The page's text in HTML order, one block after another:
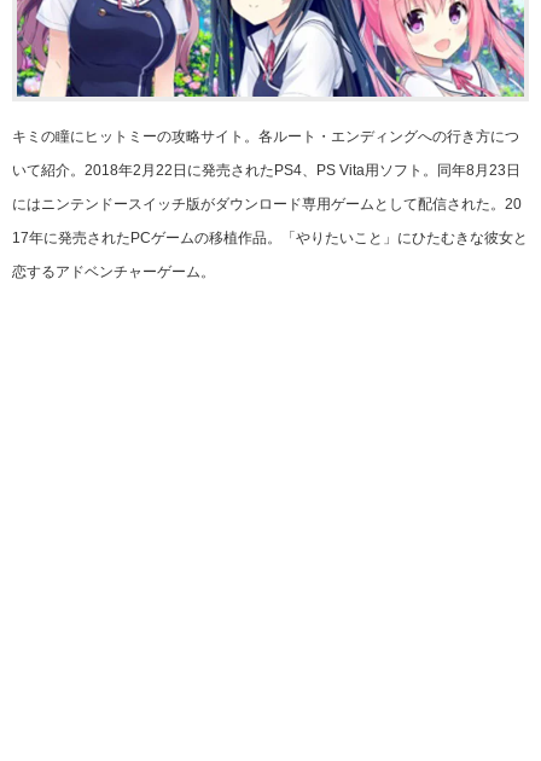
キミの瞳にヒットミーの攻略サイト。各ルート・エンディングへの行き方につ
いて紹介。2018年2月22日に発売されたPS4、PS Vita用ソフト。同年8月23日
にはニンテンドースイッチ版がダウンロード専用ゲームとして配信された。20
17年に発売されたPCゲームの移植作品。「やりたいこと」にひたむきな彼女と
恋するアドベンチャーゲーム。